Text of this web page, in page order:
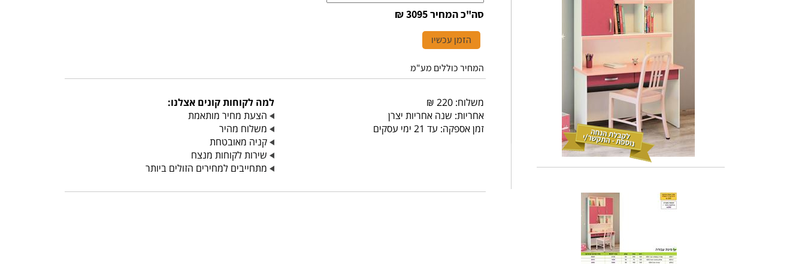
סה"כ המחיר3095 ₪
הזמן עכשיו
המחיר כוללים מע"מ
משלוח: 220 ₪
אחריות: שנה אחריות יצרן
זמן אספקה: עד 21 ימי עסקים
למה לקוחות קונים אצלנו:
הצעת מחיר מותאמת
משלוח מהיר
קניה מאובטחת
שירות לקוחות מנצח
מתחייבים למחירים הזולים ביותר